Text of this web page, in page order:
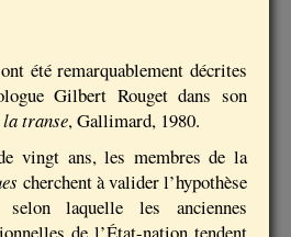
été remarquablement décrites
Gilbert Rouget dans son
transe, Gallimard, 1980.
vingt ans, les membres de la
cherchent à valider l’hypothèse
selon laquelle les anciennes